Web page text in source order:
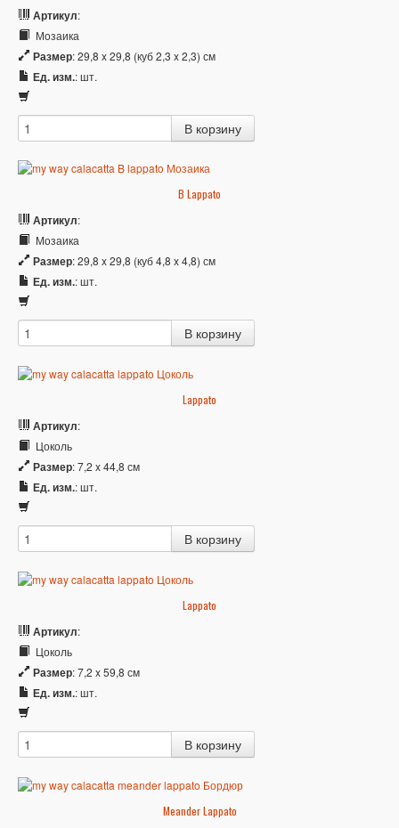
Артикул:
Мозаика
Размер: 29,8 x 29,8 (куб 2,3 x 2,3) см
Ед. изм.: шт.
B Lappato
Артикул:
Мозаика
Размер: 29,8 x 29,8 (куб 4,8 x 4,8) см
Ед. изм.: шт.
Lappato
Артикул:
Цоколь
Размер: 7,2 x 44,8 см
Ед. изм.: шт.
Lappato
Артикул:
Цоколь
Размер: 7,2 x 59,8 см
Ед. изм.: шт.
Meander Lappato